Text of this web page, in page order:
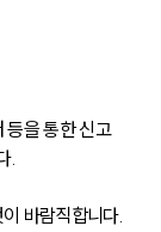
등을 통한 신고
.
바람직합니다.